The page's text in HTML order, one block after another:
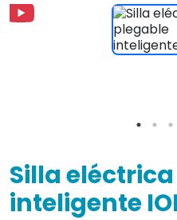
Silla
inteligente